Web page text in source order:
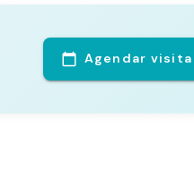
calendar_today Agendar visita